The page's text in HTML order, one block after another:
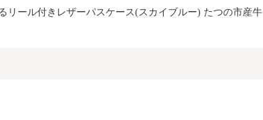
リール付きレザーパスケース(スカイブルー) たつの市産牛